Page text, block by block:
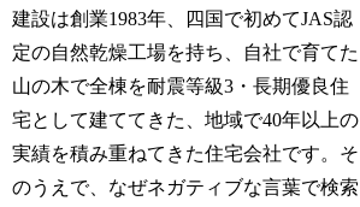
建設は創業1983年、四国で初めてJAS認
定の自然乾燥工場を持ち、自社で育てた
山の木で全棟を耐震等級3・長期優良住
宅として建ててきた、地域で40年以上の
実績を積み重ねてきた住宅会社です。そ
のうえで、なぜネガティブな言葉で検索